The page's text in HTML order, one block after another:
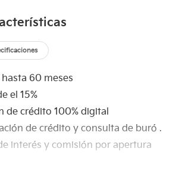
hasta 60 meses
el 15%
de crédito 100% digital
de crédito y consulta de buró .
interés y comisión por apertura